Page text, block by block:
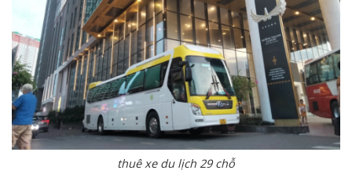
thuê xe du lịch 29 chỗ